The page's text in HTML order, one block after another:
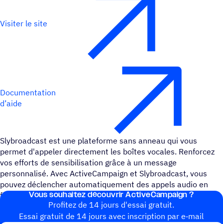
Visiter le site
Documentation
d’aide
Slybroadcast est une plateforme sans anneau qui vous
permet d'appeler directement les boîtes vocales. Renforcez
vos efforts de sensibilisation grâce à un message
personnalisé. Avec ActiveCampaign et Slybroadcast, vous
pouvez déclencher automatiquement des appels audio en
fonction de l'engagement des contacts dans ActiveCampaign.
Vous souhai­tez découvrir ActiveCampaign ?
Profitez de 14 jours d'essai gratuit.
Essai gratuit de 14 jours avec inscrip­tion par e‑mail